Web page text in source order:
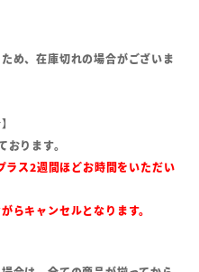
め、在庫切れの場合がございま
ります。
ラス2週間ほどお時間をいただい
らキャンセルとなります。